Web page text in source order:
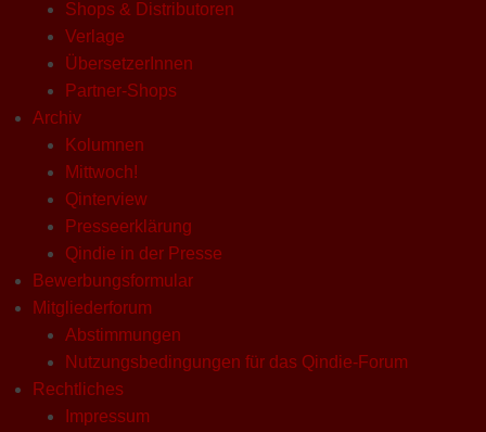
Shops & Distributoren
Verlage
ÜbersetzerInnen
Partner-Shops
Archiv
Kolumnen
Mittwoch!
Qinterview
Presseerklärung
Qindie in der Presse
Bewerbungsformular
Mitgliederforum
Abstimmungen
Nutzungsbedingungen für das Qindie-Forum
Rechtliches
Impressum